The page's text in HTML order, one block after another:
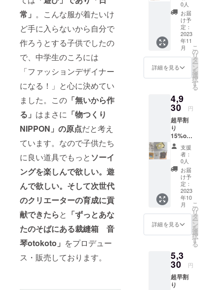
常」 。こんな服が着たいけ
ど手に入らないから自分で
作ろうとする子供でしたの
で、中学生のころには
「ファッションデザイナー
になる！」と心に決めてい
ました。この 「無いから作
る」 はまさに 「物つくり
NIPPON 」の原点だと考え
ています。なので子供たち
に良い道具でもっと ソーイ
ングを楽しんで欲しい。遊
んで欲しい。そして次世代
のクリエーターの育成に貢
献できたらと 「ずっとあな
たのそばにある裁縫箱 音
琴otokoto」 をプロデュー
ス・販売しております。
カード×
１＊
H70㎜
×W102
形外郵
便 でお
ます。
※リング
飾り用
の「待
ち針１
本」や
「ミニ
釘１
本」を
お付け
するか
ご選択
下さい
しま
す。 ※
リング
ケース
は付き
ませ
ん。
込）
→4420
円（税
込送料
込） 缶
サイ
ズ
H50㎜
×W132
ション
は指輪
と同柄
になり
ます。
※定形外
郵便で
お届け
しま
す。 ※
リング
ケース
は付き
ませ
ん。
ション
付・フ
リーの
お針子
ケース×
１ 音琴
otokoto
「ring
」×１
(タイプ
A.Bどち
OK！）
プレゼ
ント
ラッピ
ング
セット×
１ 通
常価格
5190円
（税込
送料
込）
→4470
円（税
込送料
込） ピ
ンクッ
になり
ます。
※定形外
郵便で
お届け
0人
お届
け予
定：
2023
年11
月
詳細を見る
こ
の
リ
タ
ー
ン
を
選
択
す
る
4,9
30 円
超早割
り
15%off
リバ
ティプ
リント
シリー
ズ
５色展
開 缶の
ラー
ブラウ
ンとホ
ワイト
の２色
選び頂
けま
す！ ピ
ンクッ
ション
支援
者：
0人
お届
け予
定：
2023
年10
月
詳細を見る
こ
の
リ
タ
ー
ン
を
選
択
す
る
5,3
30 円
超早割
り